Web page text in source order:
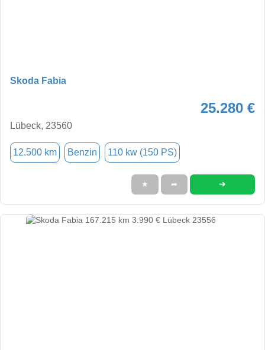
Skoda Fabia
25.280 €
Lübeck, 23560
12.500 km Benzin 110 kw (150 PS)
★ ➦ ➜